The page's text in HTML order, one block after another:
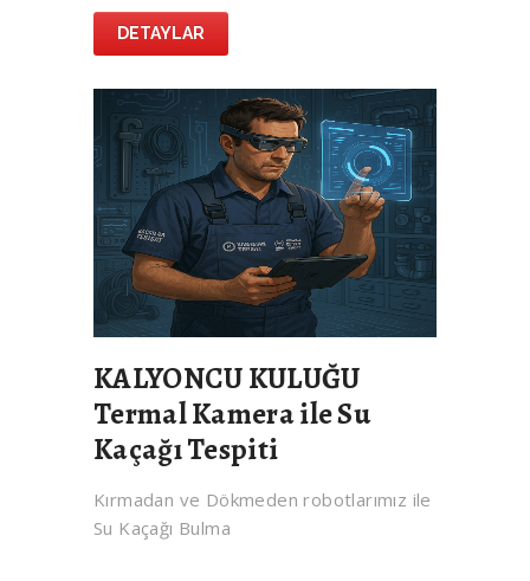
DETAYLAR
KALYONCU KULUĞU
Termal Kamera ile Su
Kaçağı Tespiti
Kırmadan ve Dökmeden robotlarımız ile
Su Kaçağı Bulma